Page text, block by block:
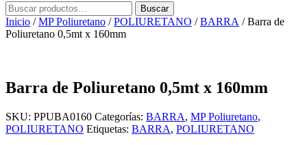
Buscar
por:
Buscar
Inicio /MP Poliuretano /POLIURETANO /BARRA / Barra de
Poliuretano 0,5mt x 160mm
Barra de Poliuretano 0,5mt x 160mm
SKU: PPUBA0160 Categorías: BARRA, MP Poliuretano,
POLIURETANO Etiquetas: BARRA, POLIURETANO